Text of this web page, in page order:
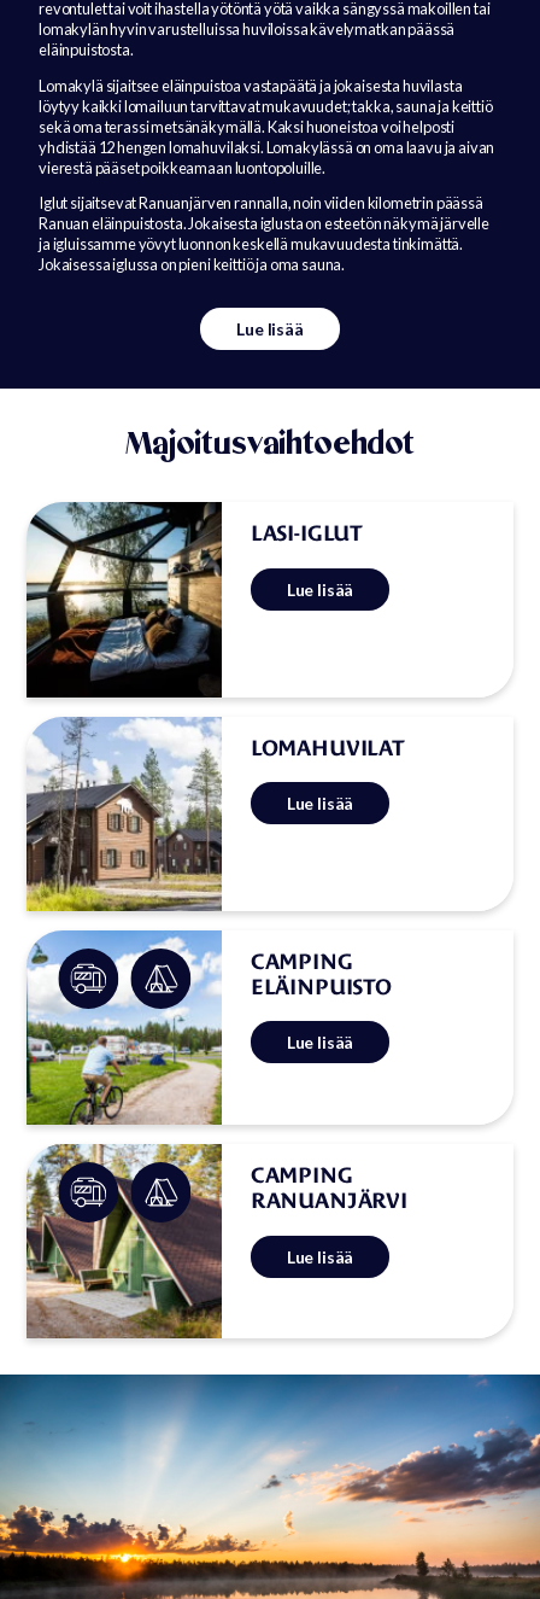
revontulet tai voit ihastella yötöntä yötä vaikka sängyssä makoillen tai
lomakylän hyvin varustelluissa huviloissa kävelymatkan päässä
eläinpuistosta.
Lomakylä sijaitsee eläinpuistoa vastapäätä ja jokaisesta huvilasta
löytyy kaikki lomailuun tarvittavat mukavuudet; takka, sauna ja keittiö
sekä oma terassi metsänäkymällä. Kaksi huoneistoa voi helposti
yhdistää 12 hengen lomahuvilaksi. Lomakylässä on oma laavu ja aivan
vierestä pääset poikkeamaan luontopoluille.
Iglut sijaitsevat Ranuanjärven rannalla, noin viiden kilometrin päässä
Ranuan eläinpuistosta. Jokaisesta iglusta on esteetön näkymä järvelle
ja igluissamme yövyt luonnon keskellä mukavuudesta tinkimättä.
Jokaisessa iglussa on pieni keittiö ja oma sauna.
Lue lisää
Majoitusvaihtoehdot
LASI-IGLUT
Arctic Igloos tuo annoksen luksusta
arkeesi. Lasi-katon ja -ikkunoiden
täydellisestä rauhasta ja
Lue lisää
LOMAHUVILAT
Lomahuvilat sijaitsevat aivan
eläinpuiston naapurissa ja
Kaksi huoneistoa voi helposti
Lue lisää
CAMPING
ELÄINPUISTO
Camping Eläinpuisto tarjoaa
karavaanareille ja telttailijoille
on lämmin joka ilta!
Lue lisää
CAMPING
RANUANJÄRVI
AVOINNA KESÄ-ELOKUUUSSA
Ranuanjärven leirintäalue sijaitsee
kesäasuttavia leirintämökkejä!
Lue lisää